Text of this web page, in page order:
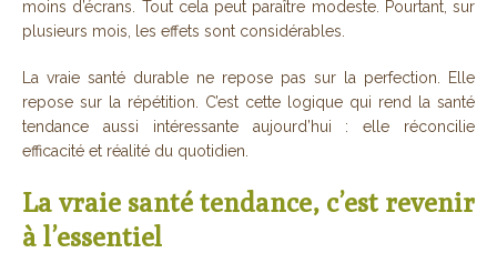
moins d’écrans. Tout cela peut paraître modeste. Pourtant, sur
plusieurs mois, les effets sont considérables.
La vraie santé durable ne repose pas sur la perfection. Elle
repose sur la répétition. C’est cette logique qui rend la santé
tendance aussi intéressante aujourd’hui : elle réconcilie
efficacité et réalité du quotidien.
La vraie santé tendance, c’est revenir
à l’essentiel